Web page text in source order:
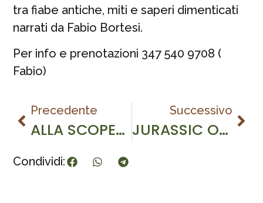
tra fiabe antiche, miti e saperi dimenticati
narrati da Fabio Bortesi.
Per info e prenotazioni 347 540 9708 (
Fabio)
Precedente
ALLA SCOPERTA DEI DINOSAURI
Successivo
JURASSIC OLMO PARK
Condividi: